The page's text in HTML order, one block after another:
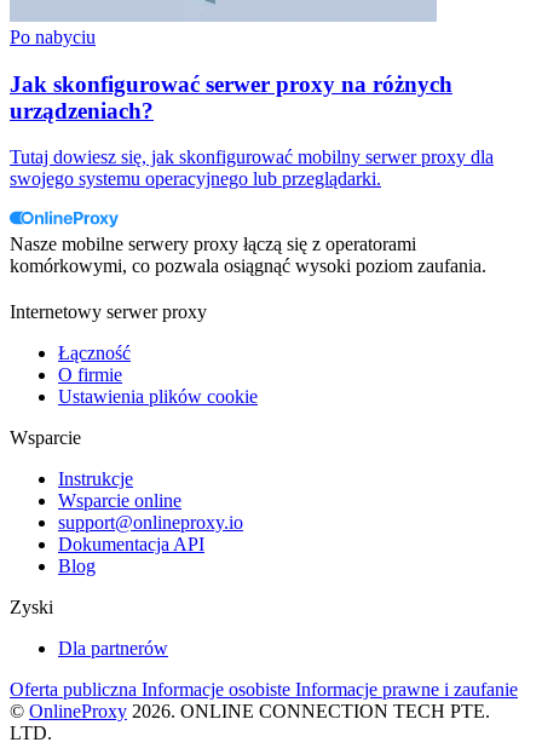
Po nabyciu
Jak skonfigurować serwer proxy na różnych
urządzeniach?
Tutaj dowiesz się, jak skonfigurować mobilny serwer proxy dla
swojego systemu operacyjnego lub przeglądarki.
Nasze mobilne serwery proxy łączą się z operatorami
komórkowymi, co pozwala osiągnąć wysoki poziom zaufania.
Internetowy serwer proxy
Łączność
O firmie
Ustawienia plików cookie
Wsparcie
Instrukcje
Wsparcie online
support@onlineproxy.io
Dokumentacja API
Blog
Zyski
Dla partnerów
Oferta publiczna Informacje osobiste Informacje prawne i zaufanie
© OnlineProxy 2026. ONLINE CONNECTION TECH PTE.
LTD.